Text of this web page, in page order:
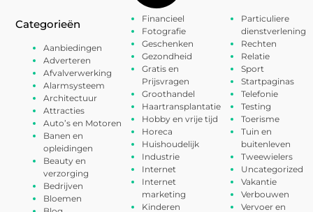
Categorieën
Aanbiedingen
Adverteren
Afvalverwerking
Alarmsysteem
Architectuur
Attracties
Auto’s en Motoren
Banen en
opleidingen
Beauty en
verzorging
Bedrijven
Bloemen
Financieel
Fotografie
Geschenken
Gezondheid
Gratis en
Prijsvragen
Groothandel
Haartransplantatie
Hobby en vrije tijd
Horeca
Huishoudelijk
Industrie
Internet
Internet
marketing
Kinderen
Particuliere
dienstverlening
Rechten
Relatie
Sport
Startpaginas
Telefonie
Testing
Toerisme
Tuin en
buitenleven
Tweewielers
Uncategorized
Vakantie
Verbouwen
Vervoer en